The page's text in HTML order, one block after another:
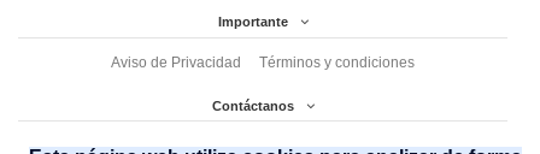
Importante
Aviso de Privacidad Términos y condiciones
Contáctanos
Sufarmed
Avenida Olímpica 2123, Ampliación San Francisco de Asís